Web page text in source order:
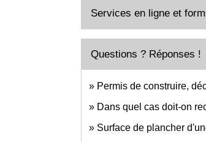
Services en ligne et
Questions ? Réponses !
Permis de construire,
Dans quel cas doit-on
Surface de plancher